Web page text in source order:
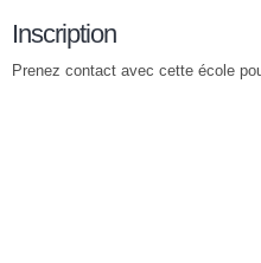
Inscription
Prenez contact avec cette école